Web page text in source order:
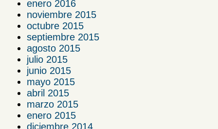
enero 2016
noviembre 2015
octubre 2015
septiembre 2015
agosto 2015
julio 2015
junio 2015
mayo 2015
abril 2015
marzo 2015
enero 2015
diciembre 2014